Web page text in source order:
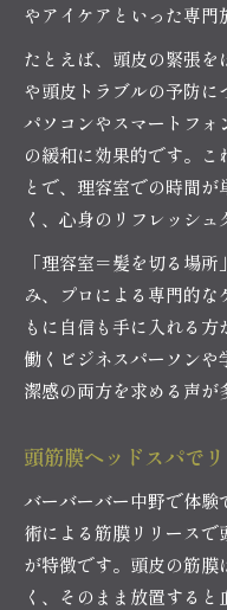
やアイケアといった専門
たとえば、頭皮の緊張
や頭皮トラブルの予防
パソコンやスマートフォ
の緩和に効果的です。こ
とで、理容室での時間
く、心身のリフレッシュ
「理容室＝髪を切る場
み、プロによる専門的な
もに自信も手に入れる
働くビジネスパーソン
潔感の両方を求める声が
頭筋膜ヘッドスパで
バーバーバー中野で体
術による筋膜リリースで
が特徴です。頭皮の筋
く、そのまま放置する